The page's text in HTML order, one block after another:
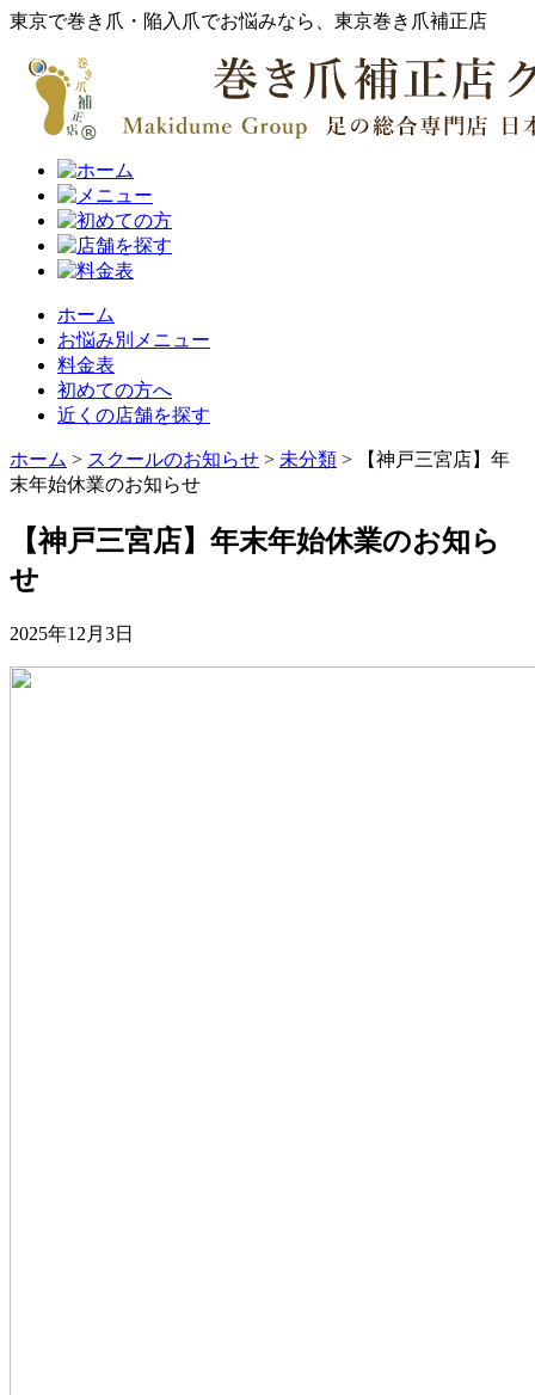
東京で巻き爪・陥入爪でお悩みなら、東京巻き爪補正店
ホーム
お悩み別メニュー
料金表
初めての方へ
近くの店舗を探す
ホーム > スクールのお知らせ > 未分類 >
【神戸三宮店】年
末年始休業のお知らせ
【神戸三宮店】年末年始休業のお知ら
せ
2025年12月3日